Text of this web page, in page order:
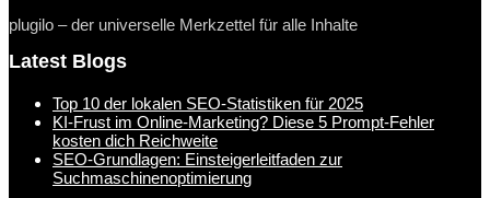
plugilo – der universelle Merkzettel für alle Inhalte
Latest Blogs
Top 10 der lokalen SEO-Statistiken für 2025
KI-Frust im Online-Marketing? Diese 5 Prompt-Fehler
kosten dich Reichweite
SEO-Grundlagen: Einsteigerleitfaden zur
Suchmaschinenoptimierung